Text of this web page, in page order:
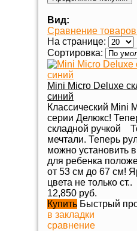
Вид:
Сравнение
На странице:
Сортировка:
Mini Micro Deluxe
синий
Классический Mini
серии Делюкс!
складной ручкой
мечтали. Теперь
можно установить
для ребенка
от 53 см до 67 см!
цвета не только ст..
12,850 руб.
Купить Быстрый
в закладки
сравнение